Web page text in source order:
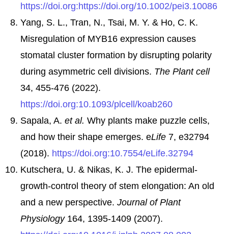
https://doi.org:https://doi.org/10.1002/pei3.10086
Yang, S. L., Tran, N., Tsai, M. Y. & Ho, C. K.
Misregulation of MYB16 expression causes
stomatal cluster formation by disrupting polarity
during asymmetric cell divisions. The Plant cell
34, 455-476 (2022).
https://doi.org:10.1093/plcell/koab260
Sapala, A. et al. Why plants make puzzle cells,
and how their shape emerges. eLife 7, e32794
(2018). https://doi.org:10.7554/eLife.32794
Kutschera, U. & Nikas, K. J. The epidermal-
growth-control theory of stem elongation: An old
and a new perspective. Journal of Plant
Physiology164, 1395-1409 (2007).